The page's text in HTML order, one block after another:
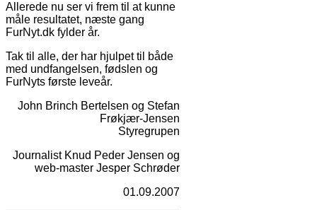
Allerede nu ser vi frem til at kunne
måle resultatet, næste gang
FurNyt.dk fylder år.
Tak til alle, der har hjulpet til både
med undfangelsen, fødslen og
FurNyts første leveår.
John Brinch Bertelsen og Stefan
Frøkjær-Jensen
Styregrupen
Journalist Knud Peder Jensen og
web-master Jesper Schrøder
01.09.2007